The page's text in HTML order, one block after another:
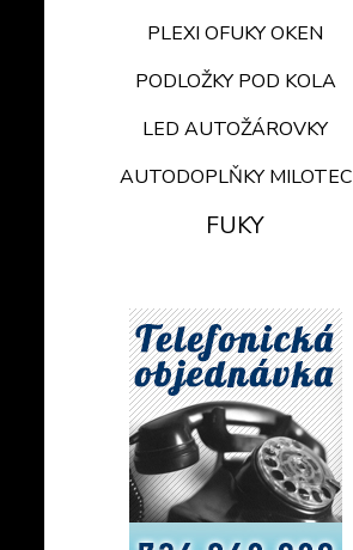
PLEXI OFUKY OKEN
PODLOŽKY POD KOLA
LED AUTOŽÁROVKY
AUTODOPLŇKY MILOTEC
FUKY